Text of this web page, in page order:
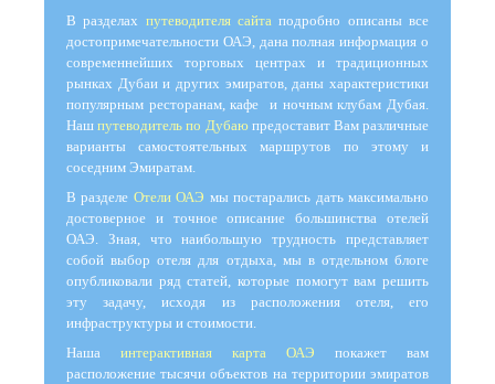
В разделах путеводителя сайта подробно описаны все
достопримечательности ОАЭ, дана полная информация о
современнейших торговых центрах и традиционных
рынках Дубаи и других эмиратов, даны характеристики
популярным ресторанам, кафе и ночным клубам Дубая.
Нашпутеводитель по Дубаю предоставит Вам различные
варианты самостоятельных маршрутов по этому и
соседним Эмиратам.
В разделе Отели ОАЭ мы постарались дать максимально
достоверное и точное описание большинства отелей
ОАЭ. Зная, что наибольшую трудность представляет
собой выбор отеля для отдыха, мы в отдельном блоге
опубликовали ряд статей, которые помогут вам решить
эту задачу, исходя из расположения отеля, его
инфраструктуры и стоимости.
Наша интерактивная карта ОАЭ покажет вам
расположение тысячи объектов на территории эмиратов